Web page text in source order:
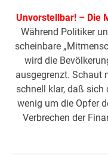
Unvorstellbar! – Die
Während Politiker
scheinbare
wird die
ausgegrenzt. Schaut
schnell klar, daß sich
wenig um die Opfer
Verbrechen der